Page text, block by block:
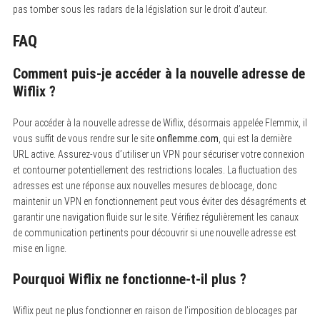
pas tomber sous les radars de la législation sur le droit d’auteur.
FAQ
Comment puis-je accéder à la nouvelle adresse de
Wiflix ?
Pour accéder à la nouvelle adresse de Wiflix, désormais appelée Flemmix, il
vous suffit de vous rendre sur le siteonflemme.com , qui est la dernière
URL active. Assurez-vous d’utiliser un VPN pour sécuriser votre connexion
et contourner potentiellement des restrictions locales. La fluctuation des
adresses est une réponse aux nouvelles mesures de blocage, donc
maintenir un VPN en fonctionnement peut vous éviter des désagréments et
garantir une navigation fluide sur le site. Vérifiez régulièrement les canaux
de communication pertinents pour découvrir si une nouvelle adresse est
mise en ligne.
Pourquoi Wiflix ne fonctionne-t-il plus ?
Wiflix peut ne plus fonctionner en raison de l’imposition de blocages par